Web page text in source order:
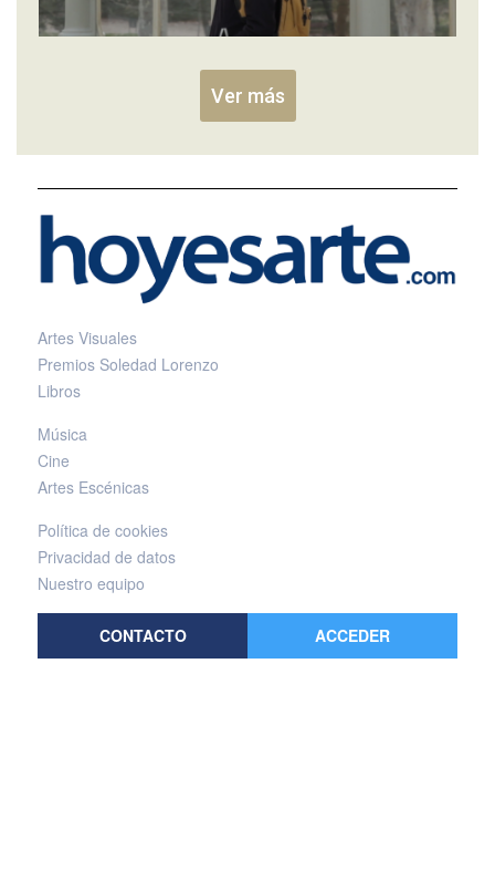
Ver más
Artes Visuales
Premios Soledad Lorenzo
Libros
Música
Cine
Artes Escénicas
Política de cookies
Privacidad de datos
Nuestro equipo
CONTACTO ACCEDER